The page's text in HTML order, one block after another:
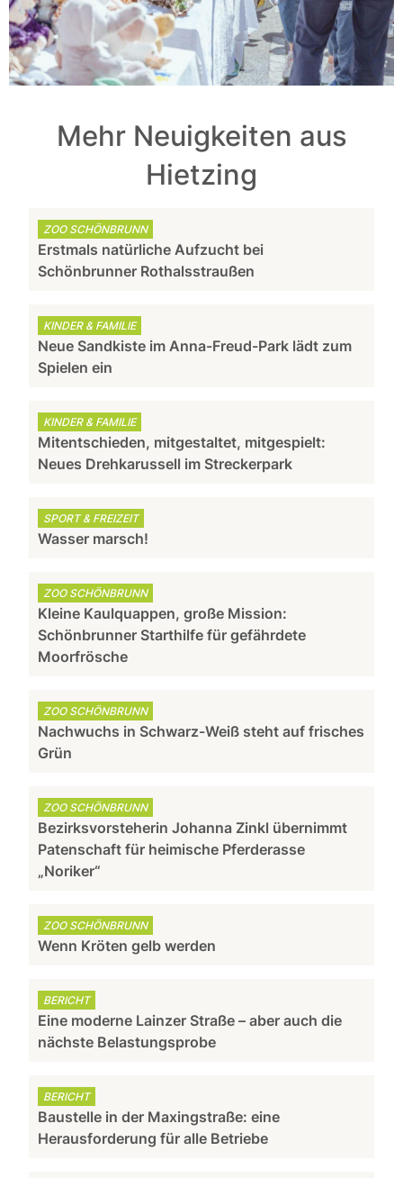
Mehr Neuigkeiten aus
Hietzing
ZOO SCHÖNBRUNN
Erstmals natürliche Aufzucht bei
Schönbrunner Rothalsstraußen
KINDER & FAMILIE
Neue Sandkiste im Anna-Freud-Park lädt zum
Spielen ein
KINDER & FAMILIE
Mitentschieden, mitgestaltet, mitgespielt:
Neues Drehkarussell im Streckerpark
SPORT & FREIZEIT
Wasser marsch!
ZOO SCHÖNBRUNN
Kleine Kaulquappen, große Mission:
Schönbrunner Starthilfe für gefährdete
Moorfrösche
ZOO SCHÖNBRUNN
Nachwuchs in Schwarz-Weiß steht auf frisches
Grün
ZOO SCHÖNBRUNN
Bezirksvorsteherin Johanna Zinkl übernimmt
Patenschaft für heimische Pferderasse
„Noriker“
ZOO SCHÖNBRUNN
Wenn Kröten gelb werden
BERICHT
Eine moderne Lainzer Straße – aber auch die
nächste Belastungsprobe
BERICHT
Baustelle in der Maxingstraße: eine
Herausforderung für alle Betriebe